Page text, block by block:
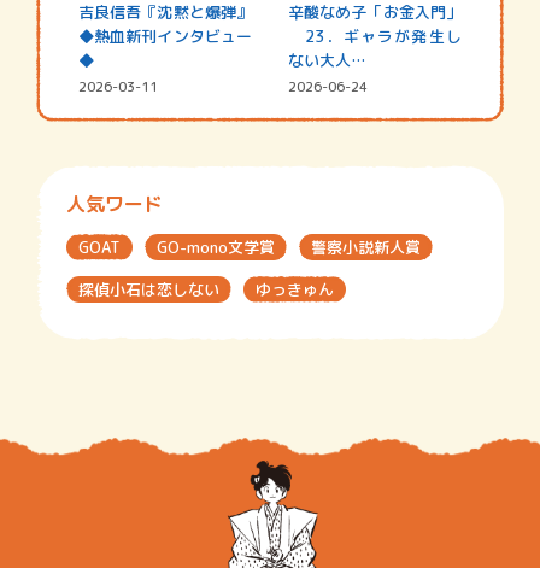
吉良信吾『沈黙と爆弾』
◆熱血新刊インタビュー
◆
2026-03-11
辛酸なめ子「お金入門」
23．ギャラが発生し
ない大人…
2026-06-24
人気ワード
GOAT GO-mono文学賞
警察小説新人賞
探偵小石は恋しない
ゆっきゅん